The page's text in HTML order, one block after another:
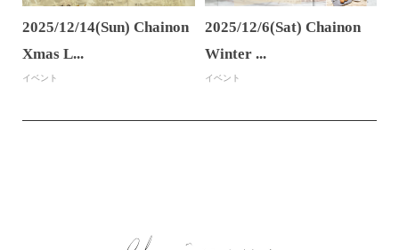
2025/12/14(Sun) Chainon
Xmas L...
イベント
2025/12/6(Sat) Chainon
Winter ...
イベント